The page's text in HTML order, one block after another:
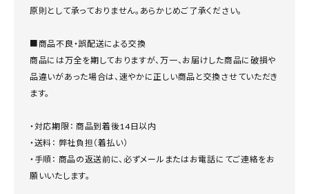
原則として承っておりません。あらかじめご了承ください。
■商品不良・誤配送による交換
商品には万全を期しておりますが、万一、お届けした商品に破損や
品違いがあった場合は、速やかに正しい商品と交換させていただき
ます。
・対応期限： 商品到着後14日以内
・送料： 弊社負担（着払い）
・手順： 商品の返送前に、必ずメールまたはお電話にてご連絡をお
願いいたします。